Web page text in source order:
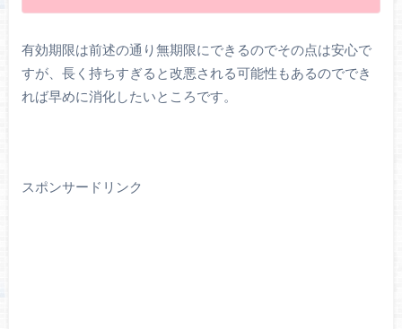
有効期限は前述の通り無期限にできるのでその点は安心で
すが、長く持ちすぎると改悪される可能性もあるのででき
れば早めに消化したいところです。
スポンサードリンク